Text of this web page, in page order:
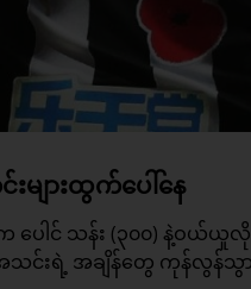
ားထွက်ပေါ်နေ
င် သန်း (၃၀၀) နဲ့ဝယ်ယူလိုက်
သင်းရဲ့ အချိန်တွေ ကုန်လွန်သွ